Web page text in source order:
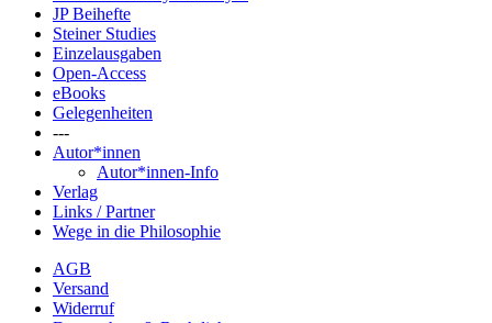
JP Beihefte
Steiner Studies
Einzelausgaben
Open-Access
eBooks
Gelegenheiten
---
Autor*innen
Autor*innen-Info
Verlag
Links / Partner
Wege in die Philosophie
AGB
Versand
Widerruf